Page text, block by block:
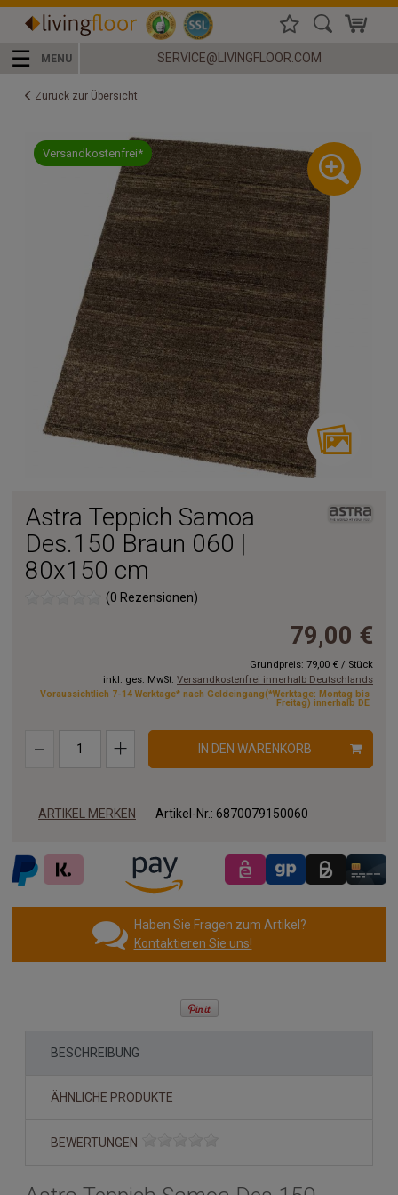
☰ MENU SERVICE@LIVINGFLOOR.COM
Zurück zur Übersicht
Versandkostenfrei*
Astra Teppich Samoa
Des.150 Braun 060 |
80x150 cm
(0 Rezensionen)
79,00 €
Grundpreis: 79,00 € / Stück
inkl. ges. MwSt. Versandkostenfrei innerhalb Deutschlands
Voraussichtlich 7-14 Werktage* nach Geldeingang(*Werktage: Montag bis
Freitag) innerhalb DE
IN DEN WARENKORB
ARTIKEL MERKEN Artikel-Nr.: 6870079150060
Haben Sie Fragen zum Artikel?
Kontaktieren Sie uns!
BESCHREIBUNG
ÄHNLICHE PRODUKTE
BEWERTUNGEN